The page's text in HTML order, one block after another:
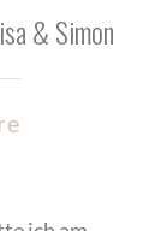
& Simon